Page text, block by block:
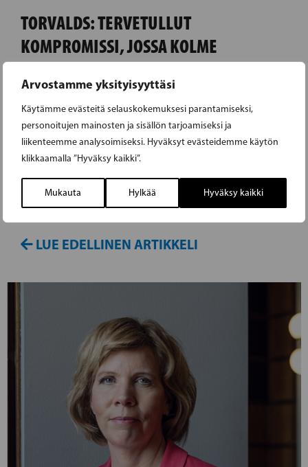
Arvostamme yksityisyyttäsi
Käytämme evästeitä selauskokemuksesi parantamiseksi,
personoitujen mainosten ja sisällön tarjoamiseksi ja
liikenteemme analysoimiseksi. Hyväksyt evästeidemme käytön
klikkaamalla ”Hyväksy kaikki”.
Mukauta Hylkää Hyväksy kaikki
TORVALDS: TERVETULLUT
KOMPROMISSI, JOSSA KOLME
ONGELMAA
Euroopan parlamentin jäsen Nils Torvalds
(RKP/Renew) on tyytyväinen Eurooppa-
neuvoston päätökseen elvytysrahastosta. –
kannanottoa oikeusvaltioperiaatteesta ja
ilmastoprioriteeteista
LUE EDELLINEN ARTIKKELI